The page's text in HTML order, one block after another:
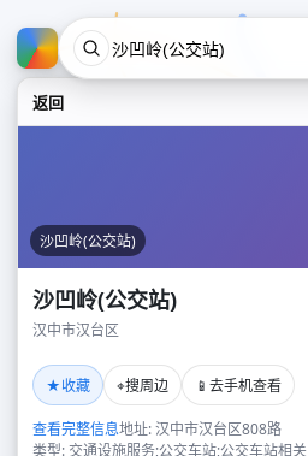
返回
沙凹岭(公交站)
沙凹岭(公交站)
汉中市汉台区
★收藏 ⌖搜周边 📱 去手机查看
查看完整信息地址: 汉中市汉台区808路
类型: 交通设施服务;公交车站;公交车站相关